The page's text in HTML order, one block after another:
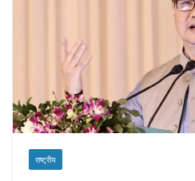
राष्ट्रीय